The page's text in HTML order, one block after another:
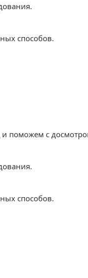
способов.
поможем с
способов.